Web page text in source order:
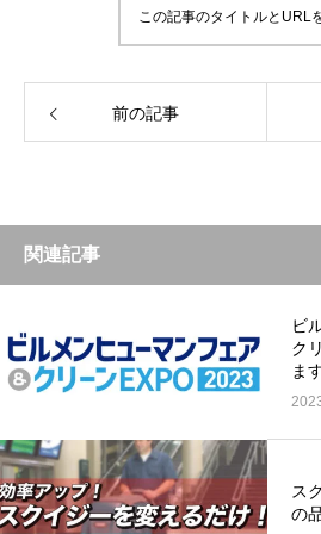
この記事のタイトルとURL
前の記事
関連記事
ビ
ク
ま
ス
の